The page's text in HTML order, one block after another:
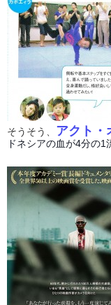
そうそう、 アクト・
ドネシアの血が4分の1